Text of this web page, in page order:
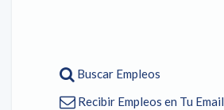
Buscar Empleos
Recibir Empleos en Tu Email